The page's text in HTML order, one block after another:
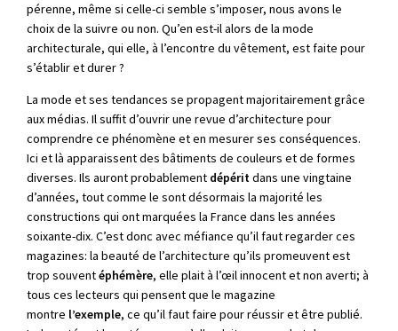
pérenne, même si celle-ci semble s’imposer, nous avons le
choix de la suivre ou non. Qu’en est-il alors de la mode
architecturale, qui elle, à l’encontre du vêtement, est faite pour
s’établir et durer ?
La mode et ses tendances se propagent majoritairement grâce
aux médias. Il suffit d’ouvrir une revue d’architecture pour
comprendre ce phénomène et en mesurer ses conséquences.
Ici et là apparaissent des bâtiments de couleurs et de formes
diverses. Ils auront probablement dépéritdans une vingtaine
d’années, tout comme le sont désormais la majorité les
constructions qui ont marquées la France dans les années
soixante-dix. C’est donc avec méfiance qu’il faut regarder ces
magazines: la beauté de l’architecture qu’ils promeuvent est
trop souventéphémère, elle plait à l’œil innocent et non averti; à
tous ces lecteurs qui pensent que le magazine
montre l’exemple, ce qu’il faut faire pour réussir et être publié.